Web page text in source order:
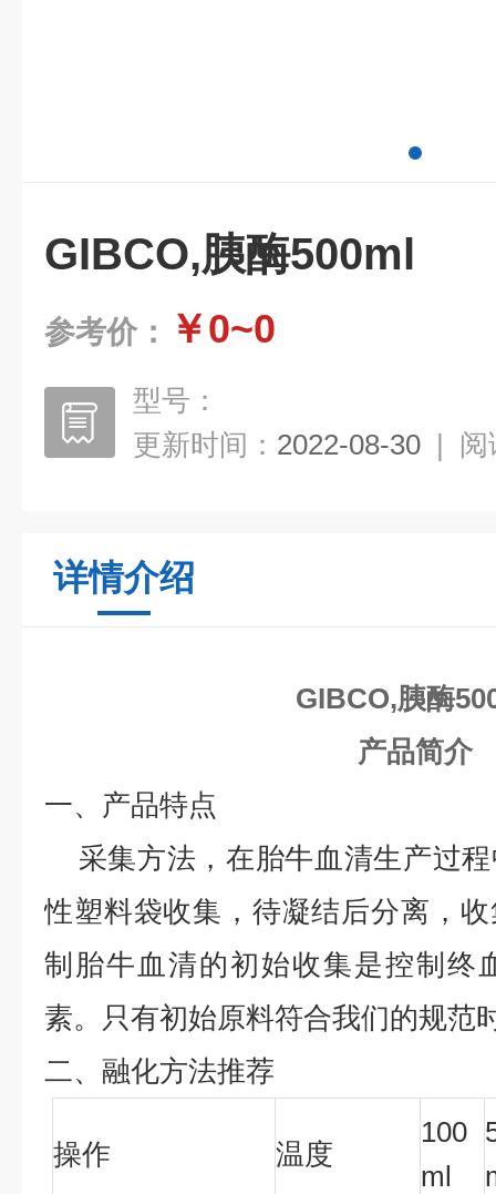
GIBCO,胰酶500ml
参考价： ￥0~0
型号：
更新时间： 2022-08-30 | 阅
详情介绍
GIBCO,胰酶
产品简介
一、产品特点
采集方法，在胎牛血清生产过
性塑料袋收集，待凝结后分离，
制胎牛血清的初始收集是控制终
素。只有初始原料符合我们的规范
二、融化方法推荐
操作 温度
100
ml